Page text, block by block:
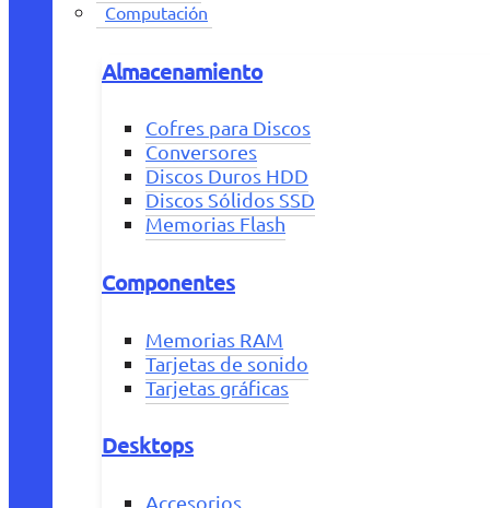
Computación
Almacenamiento
Cofres para Discos
Conversores
Discos Duros HDD
Discos Sólidos SSD
Memorias Flash
Componentes
Memorias RAM
Tarjetas de sonido
Tarjetas gráficas
Desktops
Accesorios